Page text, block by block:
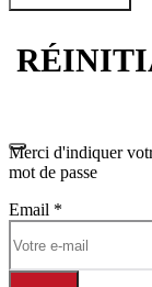
Merci d'indiquer
mot de passe
Email *